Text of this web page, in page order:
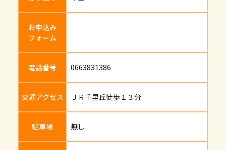
お申込み
フォーム
電話番号 0663831386
交通アクセス ＪＲ千里丘徒歩１３分
駐車場 無し